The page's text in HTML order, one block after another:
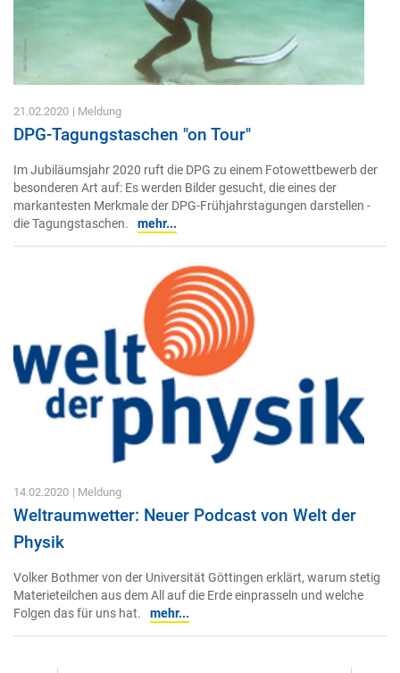
21.02.2020 | Meldung
DPG-Tagungstaschen "on Tour"
Im Jubiläumsjahr 2020 ruft die DPG zu einem Fotowettbewerb der
besonderen Art auf: Es werden Bilder gesucht, die eines der
markantesten Merkmale der DPG-Frühjahrstagungen darstellen -
die Tagungstaschen.
mehr...
14.02.2020 | Meldung
Weltraumwetter: Neuer Podcast von Welt der
Physik
Volker Bothmer von der Universität Göttingen erklärt, warum stetig
Materieteilchen aus dem All auf die Erde einprasseln und welche
Folgen das für uns hat.
mehr...